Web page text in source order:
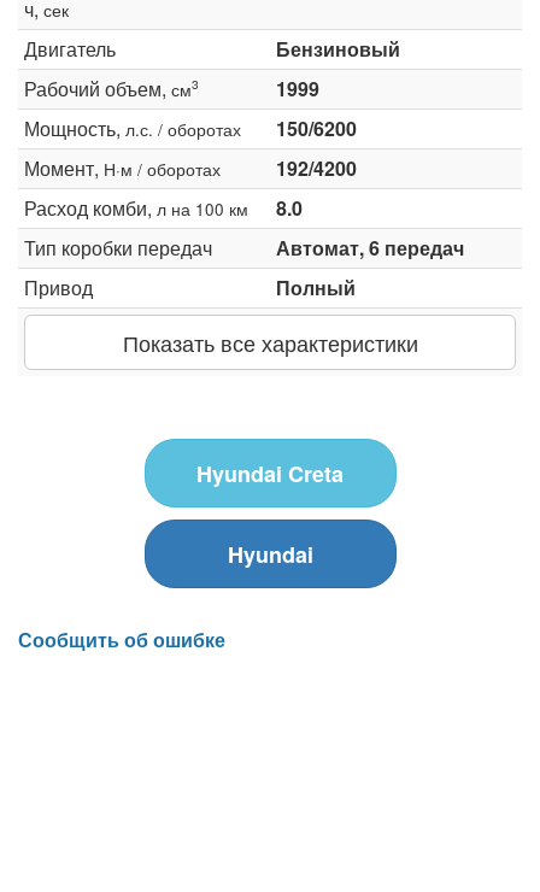
ч, сек
Двигатель
Бензиновый
Рабочий объем, см3
1999
Мощность, л.с. / оборотах
150/6200
Момент, Н·м / оборотах
192/4200
Расход комби, л на 100 км
8.0
Тип коробки передач
Автомат, 6 передач
Привод
Полный
Показать все характеристики
Hyundai Creta
Hyundai
Сообщить об ошибке